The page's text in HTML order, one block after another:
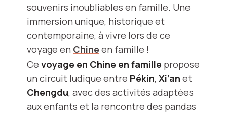
souvenirs inoubliables en famille. Une
immersion unique, historique et
contemporaine, à vivre lors de ce
voyage en Chine en famille !
Ce voyage en Chine en famille propose
un circuit ludique entre Pékin, Xi’an et
Chengdu, avec des activités adaptées
aux enfants et la rencontre des pandas